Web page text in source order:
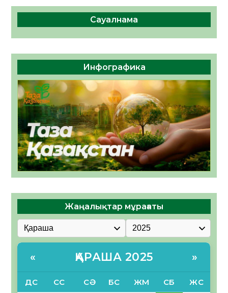
Сауалнама
Инфографика
Жаңалықтар мұрағаты
« ҚАРАША 2025 »
ДС СС СӘ БС ЖМ СБ ЖС